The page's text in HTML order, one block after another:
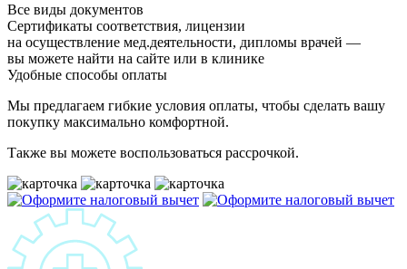
Все виды документов
Сертификаты соответствия, лицензии
на осуществление мед.деятельности, дипломы врачей —
вы можете найти на сайте или в клинике
Удобные способы оплаты
Мы предлагаем гибкие условия оплаты, чтобы сделать вашу
покупку максимально комфортной.
Также вы можете воспользоваться рассрочкой.